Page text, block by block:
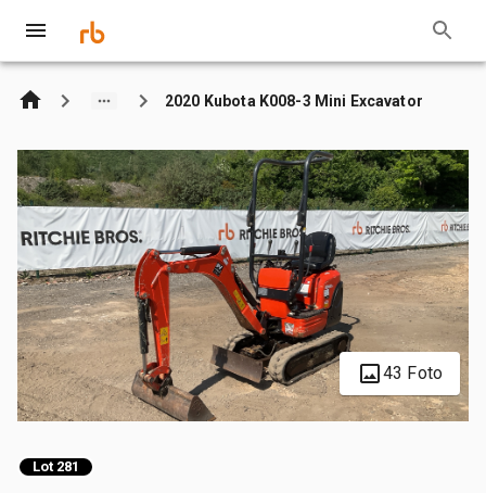
2020 Kubota K008-3 Mini Excavator
43 Foto
Lot 281